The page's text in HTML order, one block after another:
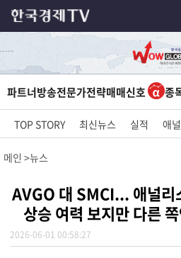
파트너방송전문가전략매매신호 종
TOP STORY 최신뉴스 실적 애
메인 뉴스
AVGO 대 SMCI... 애널리
상승 여력 보지만 다른
2026-06-01 00:58:27